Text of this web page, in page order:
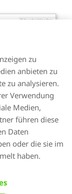
zu
anbieten zu
zu analysieren.
Verwendung
Medien,
führen diese
Daten
oder die sie im
haben.